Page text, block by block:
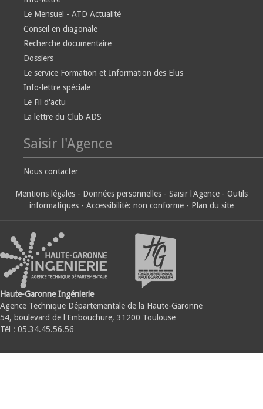
Le Mensuel - ATD Actualité
Conseil en diagonale
Recherche documentaire
Dossiers
Le service Formation et Information des Elus
Info-lettre spéciale
Le Fil d'actu
La lettre du Club ADS
Saisir l'Agence
Nous contacter
Mentions légales - Données personnelles - Saisir l'Agence - Outils
informatiques - Accessibilité: non conforme - Plan du site
Haute-Garonne Ingénierie
Agence Technique Départementale de la Haute-Garonne
54, boulevard de l'Embouchure, 31200 Toulouse
Tél : 05.34.45.56.56